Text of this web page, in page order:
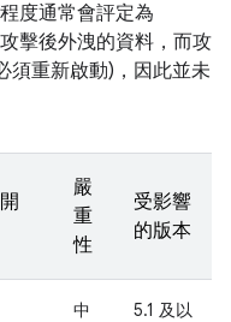
度通常會評定為
擊後外洩的資料，而攻
須重新啟動)，因此並未
嚴
重
性
受影響
的版本
中
5.1 及以